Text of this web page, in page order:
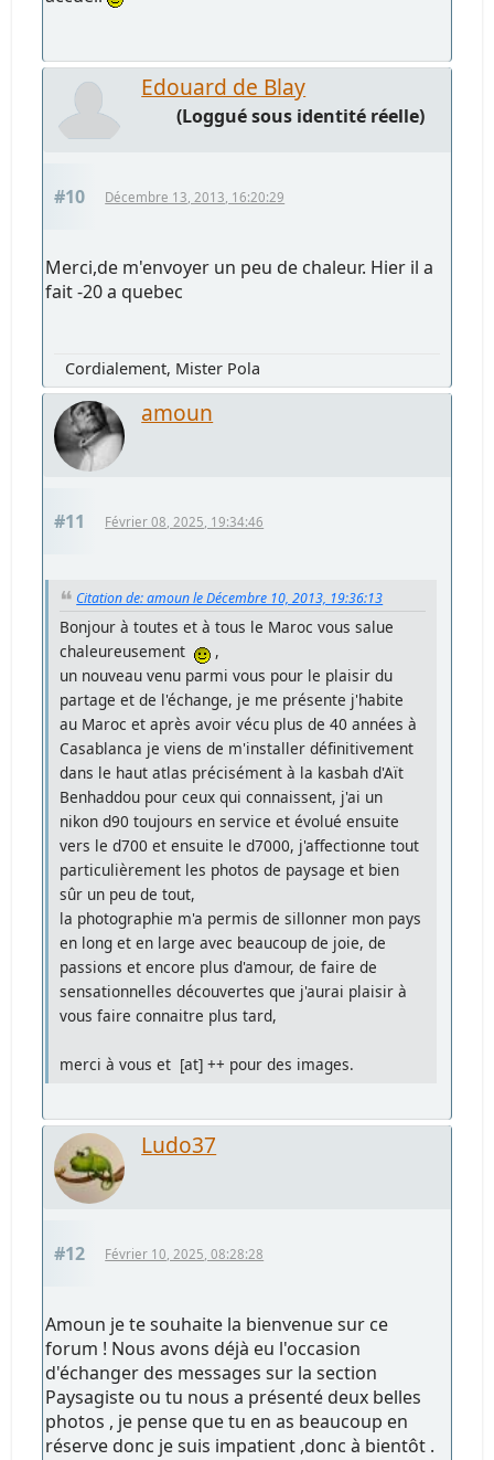
Edouard de Blay
(Loggué sous identité réelle)
#10 Décembre 13, 2013, 16:20:29
Merci,de m'envoyer un peu de chaleur. Hier il a
fait -20 a quebec
Cordialement, Mister Pola
amoun
#11 Février 08, 2025, 19:34:46
Citation de: amoun le Décembre 10, 2013, 19:36:13
Bonjour à toutes et à tous le Maroc vous salue
chaleureusement
,
un nouveau venu parmi vous pour le plaisir du
partage et de l'échange, je me présente j'habite
au Maroc et après avoir vécu plus de 40 années à
Casablanca je viens de m'installer définitivement
dans le haut atlas précisément à la kasbah d'Aït
Benhaddou pour ceux qui connaissent, j'ai un
nikon d90 toujours en service et évolué ensuite
vers le d700 et ensuite le d7000, j'affectionne tout
particulièrement les photos de paysage et bien
sûr un peu de tout,
la photographie m'a permis de sillonner mon pays
en long et en large avec beaucoup de joie, de
passions et encore plus d'amour, de faire de
sensationnelles découvertes que j'aurai plaisir à
vous faire connaitre plus tard,
merci à vous et [at] ++ pour des images.
Ludo37
#12 Février 10, 2025, 08:28:28
Amoun je te souhaite la bienvenue sur ce
forum ! Nous avons déjà eu l'occasion
d'échanger des messages sur la section
Paysagiste ou tu nous a présenté deux belles
photos , je pense que tu en as beaucoup en
réserve donc je suis impatient ,donc à bientôt .